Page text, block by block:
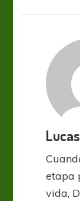
etapa
vida,